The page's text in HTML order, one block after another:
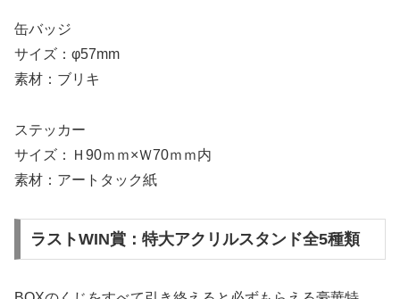
缶バッジ
サイズ：φ57mm
素材：ブリキ
ステッカー
サイズ：Ｈ90ｍｍ×Ｗ70ｍｍ内
素材：アートタック紙
ラストWIN賞：特大アクリルスタンド全5種類